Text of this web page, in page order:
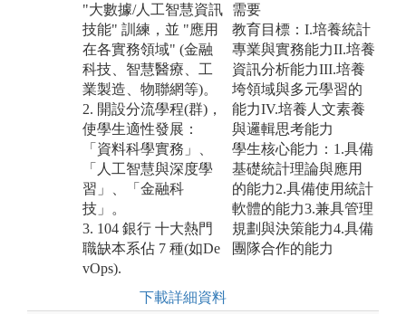
"大數據/人工智慧資訊
技能" 訓練，並 "應用
在各實務領域" (金融
科技、智慧醫療、工
業製造、物聯網等)。
2. 開設分流學程(群)，
使學生適性發展：
「資料科學實務」、
「人工智慧與深度學
習」、「金融科
技」。
3. 104 銀行 十大熱門
職缺本系佔 7 種(如De
vOps).
下載詳細資料
需要
教育目標：I.培養統計
專業與實務能力II.培養
資訊分析能力III.培養
垮領域與多元學習的
能力IV.培養人文素養
與邏輯思考能力
學生核心能力：1.具備
基礎統計理論與應用
的能力2.具備使用統計
軟體的能力3.兼具管理
規劃與決策能力4.具備
團隊合作的能力